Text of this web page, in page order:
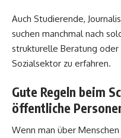
Auch Studierende,
suchen manchmal nach
strukturelle Beratung
Sozialsektor zu erfahren.
Gute Regeln beim
öffentliche
Wenn man über